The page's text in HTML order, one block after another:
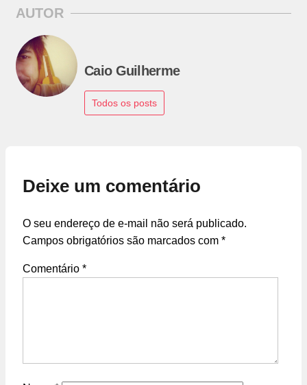
AUTOR
Caio Guilherme
Todos os posts
Deixe um comentário
O seu endereço de e-mail não será publicado.
Campos obrigatórios são marcados com *
Comentário *